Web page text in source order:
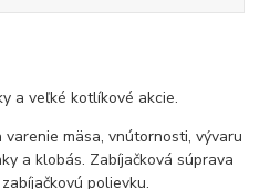
a veľké kotlíkové akcie.
mäsa, vnútornosti, vývaru
a klobás. Zabíjačková súprava
polievku.